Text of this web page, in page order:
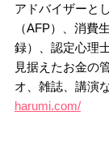
アドバイザーと
（AFP）、消費
録）、認定心理
見据えたお金の
オ、雑誌、講演
harumi.com/